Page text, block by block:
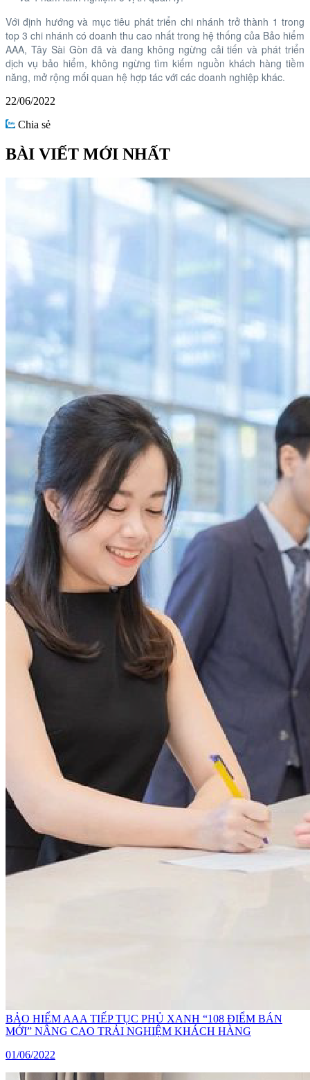
Với định hướng và mục tiêu phát triển chi nhánh trở thành 1 trong
top 3 chi nhánh có doanh thu cao nhất trong hệ thống của Bảo hiểm
AAA, Tây Sài Gòn đã và đang không ngừng cải tiến và phát triển
dịch vụ bảo hiểm, không ngừng tìm kiếm nguồn khách hàng tiềm
năng, mở rộng mối quan hệ hợp tác với các doanh nghiệp khác.
22/06/2022
Chia sẻ
BÀI VIẾT MỚI NHẤT
BẢO HIỂM AAA TIẾP TỤC PHỦ XANH “108 ĐIỂM BÁN
MỚI” NÂNG CAO TRẢI NGHIỆM KHÁCH HÀNG
01/06/2022